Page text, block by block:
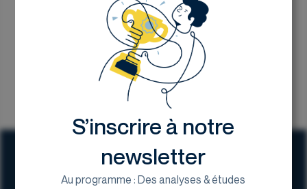
S’inscrire à notre
newsletter
Au programme : Des analyses & études